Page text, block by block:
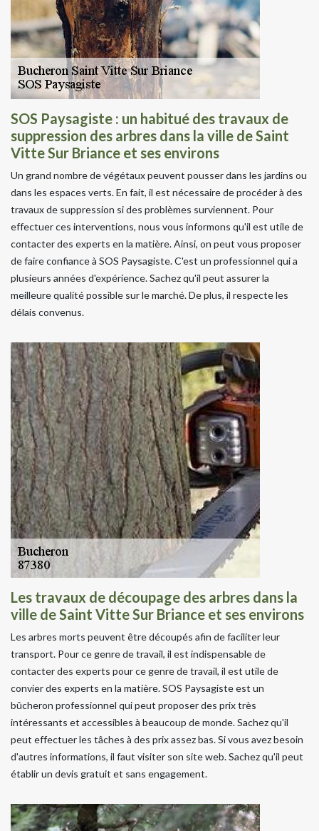
SOS Paysagiste : un habitué des travaux de
suppression des arbres dans la ville de Saint
Vitte Sur Briance et ses environs
Un grand nombre de végétaux peuvent pousser dans les jardins ou
dans les espaces verts. En fait, il est nécessaire de procéder à des
travaux de suppression si des problèmes surviennent. Pour
effectuer ces interventions, nous vous informons qu'il est utile de
contacter des experts en la matière. Ainsi, on peut vous proposer
de faire confiance à SOS Paysagiste. C'est un professionnel qui a
plusieurs années d'expérience. Sachez qu'il peut assurer la
meilleure qualité possible sur le marché. De plus, il respecte les
délais convenus.
Les travaux de découpage des arbres dans la
ville de Saint Vitte Sur Briance et ses environs
Les arbres morts peuvent être découpés afin de faciliter leur
transport. Pour ce genre de travail, il est indispensable de
contacter des experts pour ce genre de travail, il est utile de
convier des experts en la matière. SOS Paysagiste est un
bûcheron professionnel qui peut proposer des prix très
intéressants et accessibles à beaucoup de monde. Sachez qu'il
peut effectuer les tâches à des prix assez bas. Si vous avez besoin
d'autres informations, il faut visiter son site web. Sachez qu'il peut
établir un devis gratuit et sans engagement.